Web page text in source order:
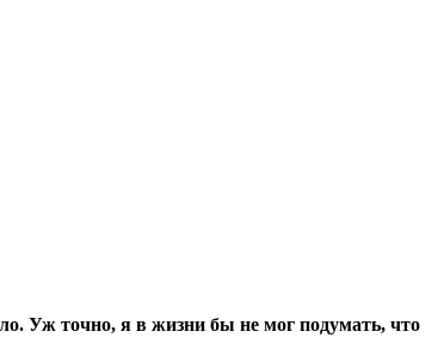
Уж точно, я в жизни бы не мог подумать, что